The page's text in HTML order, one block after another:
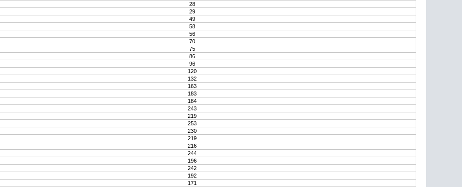
28
29
49
58
56
70
75
86
96
120
132
163
183
184
243
219
253
230
219
216
244
196
242
192
171